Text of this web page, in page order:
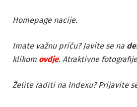
Homepage nacije.
Imate važnu priču? Javite se na
klikom ovdje. Atraktivne
Želite raditi na Indexu? Prijavite